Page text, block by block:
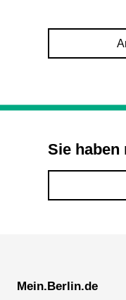
Sie haben
Mein.Berlin.de